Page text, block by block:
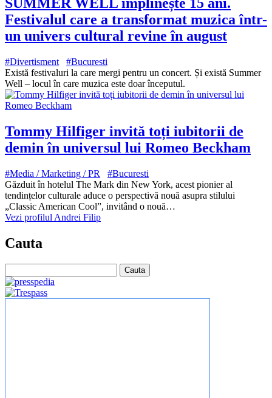
Festivalul care a transformat muzica într-
un univers cultural revine în august
#Divertisment
#Bucuresti
Există festivaluri la care mergi pentru un concert. Și există Summer
Well – locul în care muzica este doar începutul.
Tommy Hilfiger invită toți iubitorii de
demin în universul lui Romeo Beckham
#Media / Marketing / PR
#Bucuresti
Găzduit în hotelul The Mark din New York, acest pionier al
tendințelor culturale aduce o perspectivă nouă asupra stilului
„Classic American Cool”, invitând o nouă…
Vezi profilul Andrei Filip
Cauta